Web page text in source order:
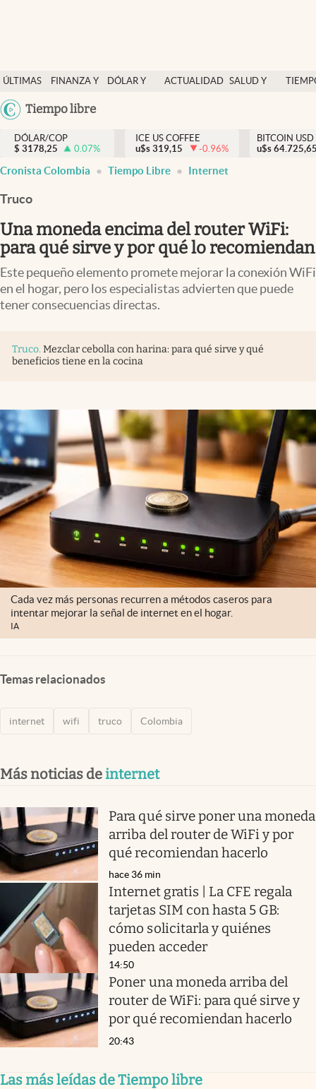
ÚLTIMAS
NOTICIAS
FINANZA Y
DÓLAR Y
ACTUALIDAD SALUD Y
México
Tiempo libre
Salud y nutrición
Vida espiritual
Actualidad
Colombia
DÓLAR/COP
$ 3178,25 0.07%
ICE US COFFEE
u$s 319,15 -0.96%
BITCOIN USD
u$s
Cronista Colombia Tiempo Libre Internet
Truco
Una moneda encima del router WiFi:
para qué sirve y por qué lo recomiendan
Este pequeño elemento promete mejorar la conexión WiFi
en el hogar, pero los especialistas advierten que puede
tener consecuencias directas.
Truco. Mezclar cebolla con harina: para qué sirve y qué
beneficios tiene en la cocina
Cada vez más personas recurren a métodos caseros para
intentar mejorar la señal de internet en el hogar.
IA
Temas relacionados
internet wifi truco Colombia
Más noticias deinternet
Para qué sirve poner una moneda
arriba del router de WiFi y por
qué recomiendan hacerlo
hace 36 min
Internet gratis | La CFE regala
tarjetas SIM con hasta 5 GB:
cómo solicitarla y quiénes
pueden acceder
14:50
Poner una moneda arriba del
router de WiFi: para qué sirve y
por qué recomiendan hacerlo
20:43
Las más leídas de Tiempo libre